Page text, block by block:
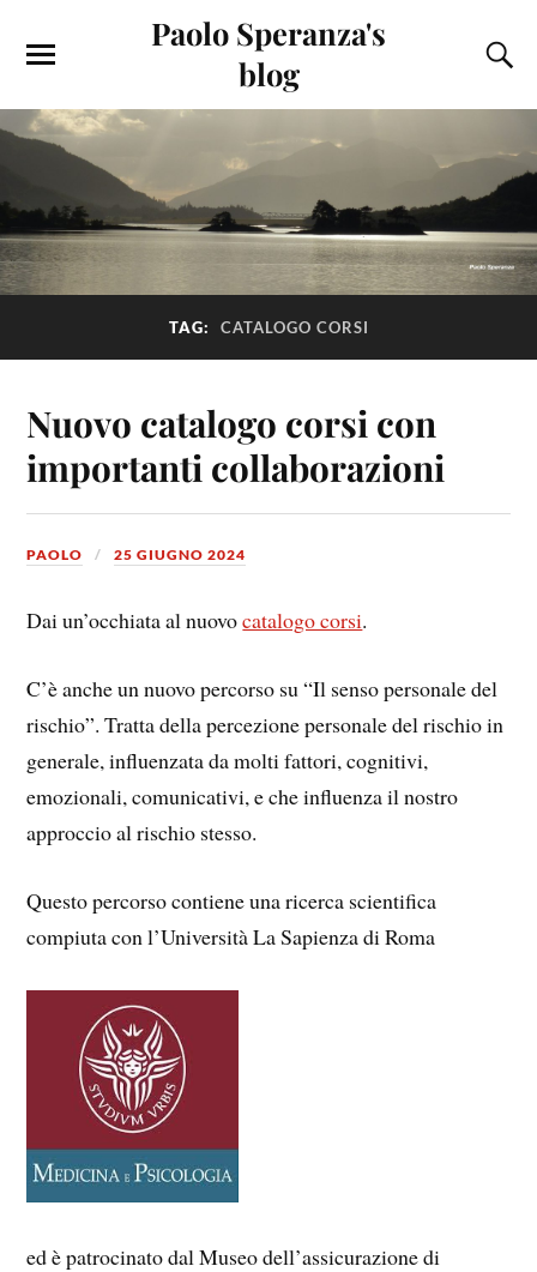
Paolo Speranza's
blog
TAG: CATALOGO CORSI
Nuovo catalogo corsi con
importanti collaborazioni
PAOLO 25 GIUGNO 2024
Dai un’occhiata al nuovocatalogo corsi.
C’è anche un nuovo percorso su “Il senso personale del
rischio”. Tratta della percezione personale del rischio in
generale, influenzata da molti fattori, cognitivi,
emozionali, comunicativi, e che influenza il nostro
approccio al rischio stesso.
Questo percorso contiene una ricerca scientifica
compiuta con l’Università La Sapienza di Roma
ed è patrocinato dal Museo dell’assicurazione di